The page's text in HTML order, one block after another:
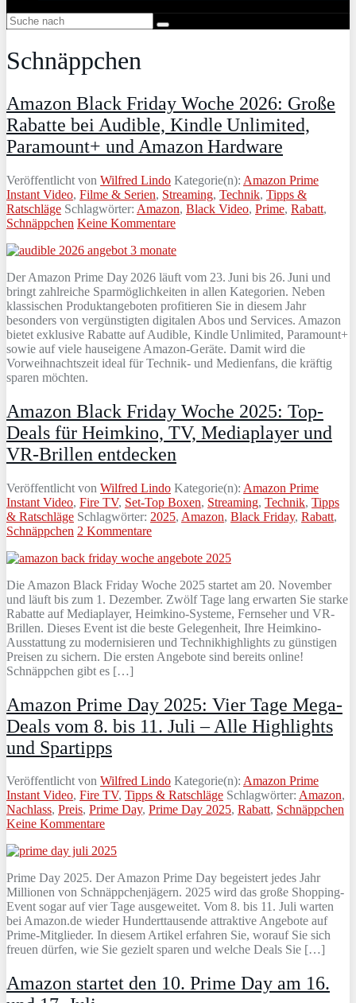
Schnäppchen
Amazon Black Friday Woche 2026: Große
Rabatte bei Audible, Kindle Unlimited,
Paramount+ und Amazon Hardware
Veröffentlicht von Wilfred Lindo Kategorie(n): Amazon Prime
Instant Video, Filme & Serien, Streaming, Technik, Tipps &
Ratschläge Schlagwörter: Amazon, Black Video, Prime, Rabatt,
Schnäppchen Keine Kommentare
Der Amazon Prime Day 2026 läuft vom 23. Juni bis 26. Juni und
bringt zahlreiche Sparmöglichkeiten in allen Kategorien. Neben
klassischen Produktangeboten profitieren Sie in diesem Jahr
besonders von vergünstigten digitalen Abos und Services. Amazon
bietet exklusive Rabatte auf Audible, Kindle Unlimited, Paramount+
sowie auf viele hauseigene Amazon-Geräte. Damit wird die
Vorweihnachtszeit ideal für Technik- und Medienfans, die kräftig
sparen möchten.
Amazon Black Friday Woche 2025: Top-
Deals für Heimkino, TV, Mediaplayer und
VR-Brillen entdecken
Veröffentlicht von Wilfred Lindo Kategorie(n): Amazon Prime
Instant Video, Fire TV, Set-Top Boxen, Streaming, Technik, Tipps
& Ratschläge Schlagwörter: 2025, Amazon, Black Friday, Rabatt,
Schnäppchen 2 Kommentare
Die Amazon Black Friday Woche 2025 startet am 20. November
und läuft bis zum 1. Dezember. Zwölf Tage lang erwarten Sie starke
Rabatte auf Mediaplayer, Heimkino-Systeme, Fernseher und VR-
Brillen. Dieses Event ist die beste Gelegenheit, Ihre Heimkino-
Ausstattung zu modernisieren und Technikhighlights zu günstigen
Preisen zu sichern. Die ersten Angebote sind bereits online!
Schnäppchen gibt es […]
Amazon Prime Day 2025: Vier Tage Mega-
Deals vom 8. bis 11. Juli – Alle Highlights
und Spartipps
Veröffentlicht von Wilfred Lindo Kategorie(n): Amazon Prime
Instant Video, Fire TV, Tipps & Ratschläge Schlagwörter: Amazon,
Nachlass, Preis, Prime Day, Prime Day 2025, Rabatt, Schnäppchen
Keine Kommentare
Prime Day 2025. Der Amazon Prime Day begeistert jedes Jahr
Millionen von Schnäppchenjägern. 2025 wird das große Shopping-
Event sogar auf vier Tage ausgeweitet. Vom 8. bis 11. Juli warten
bei Amazon.de wieder Hunderttausende attraktive Angebote auf
Prime-Mitglieder. In diesem Artikel erfahren Sie, worauf Sie sich
freuen dürfen, wie Sie gezielt sparen und welche Deals Sie […]
Amazon startet den 10. Prime Day am 16.